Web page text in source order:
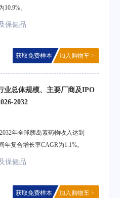
。
保健品
获取免费样本 加入购物车 >
业总体规模、主要厂商及IPO
2032
年全球胰岛素药物收入达到
年复合增长率CAGR为1.1%。
保健品
获取免费样本 加入购物车 >